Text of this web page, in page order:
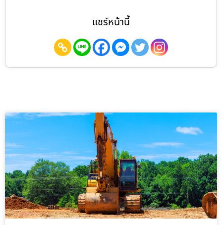
แชร์หน้านี้